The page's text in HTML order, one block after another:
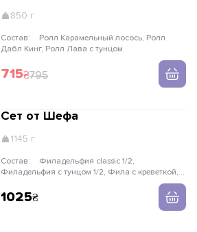
850 г
Состав:
Дабл Кинг, Ролл Лава с тунцом
715 795
Сет от Шефа
1145 г
Состав:
Филадельфия с тунцом 1/2, Фила с креветкой,
сливочный лосось
1025